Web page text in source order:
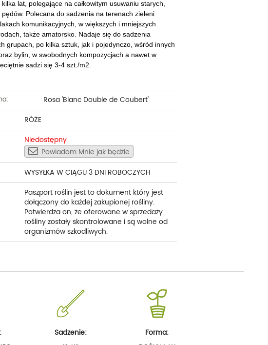
lat, polegające na całkowitym usuwaniu starych,
pędów. Polecana do sadzenia na terenach zieleni
komunikacyjnych, w większych i mniejszych
także amatorsko. Nadaje się do sadzenia
grupach, po kilka sztuk, jak i pojedynczo, wśród innych
bylin, w swobodnych kompozycjach a nawet w
sadzi się 3-4 szt./m2.
Rosa 'Blanc Double de Coubert'
RÓŻE
Niedostępny
Powiadom Mnie jak będzie
WYSYŁKA W CIĄGU 3 DNI ROBOCZYCH
Paszport roślin jest to dokument który jest
dołączony do każdej zakupionej rośliny.
Potwierdza on, że oferowane w sprzedaży
rośliny zostały skontrolowane i są wolne od
organizmów szkodliwych.
Sadzenie:
Forma: